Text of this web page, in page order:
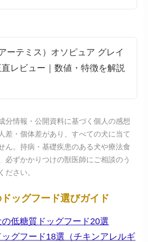
ーテミス）オソピュア グレイ
レビュー｜数値・特徴を解説
分情報・公開資料に基づく個人の感想
差・個体差があり、すべての犬に当て
ん。持病・基礎疾患のある犬や療法食
必ずかかりつけの獣医師にご相談のう
ださい。
ッグフード選びガイド
低糖質ドッグフード20選
グフード18選（チキンアレルギ